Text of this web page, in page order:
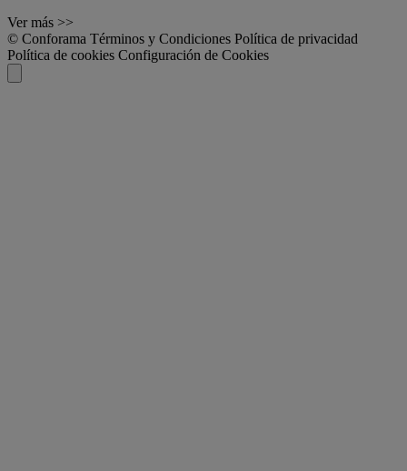
Ver más >>
© Conforama Términos y Condiciones Política de privacidad
Política de cookies Configuración de Cookies